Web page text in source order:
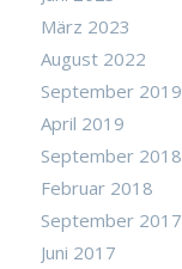
März 2023
August 2022
September 2019
April 2019
September 2018
Februar 2018
September 2017
Juni 2017